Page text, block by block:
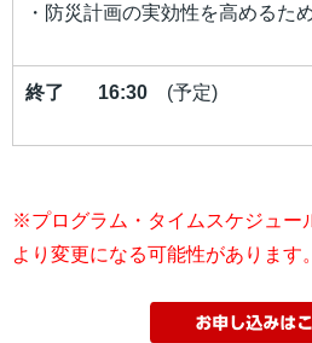
・防災計画の実効性を高めるた
終了 16:30 (予定)
※プログラム・タイムスケジュー
より変更になる可能性があります。